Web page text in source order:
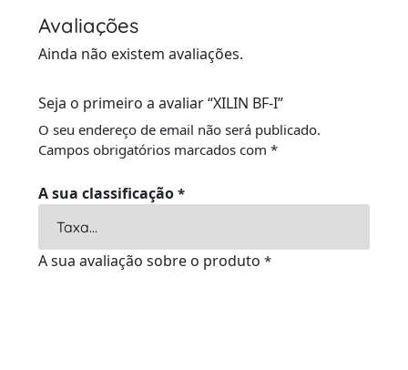
Avaliações
Ainda não existem avaliações.
Seja o primeiro a avaliar “XILIN BF-I”
O seu endereço de email não será publicado.
Campos obrigatórios marcados com *
A sua classificação *
A sua avaliação sobre o produto *